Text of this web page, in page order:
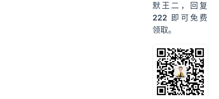
默王二，回复
222 即可免费
领取。